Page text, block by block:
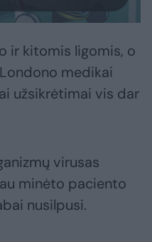
ir kitomis ligomis, o
medikai
užsikrėtimai vis dar
virusas
minėto paciento
nusilpusi.